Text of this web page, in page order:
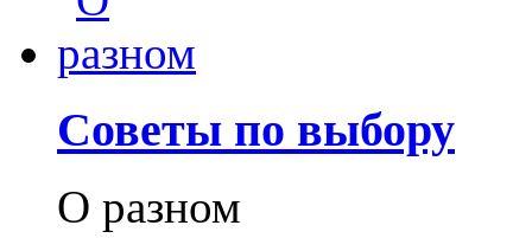
Советы по выбору
О разном